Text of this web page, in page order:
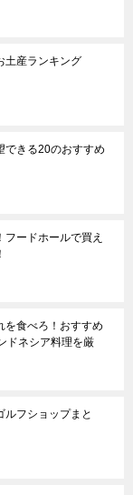
土産ランキング
できる20のおすすめ
フードホールで買え
を食べろ！おすすめ
ドネシア料理を厳
ルフショップまと